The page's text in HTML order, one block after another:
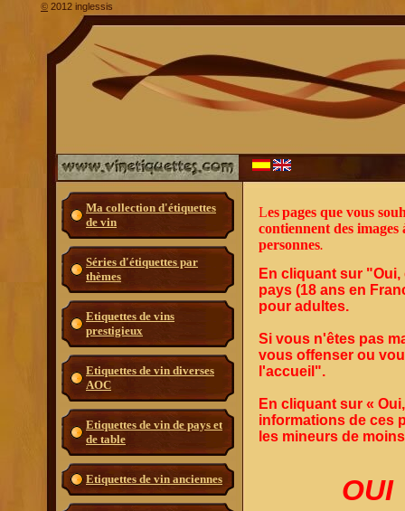
Ma collection d'étiquettes
de vin
Séries d'étiquettes par
thèmes
Etiquettes de vins
prestigieux
Etiquettes de vin diverses
AOC
Etiquettes de vin de pays et
de table
Etiquettes de vin anciennes
Lespages que vous
contiennent des
personnes.
En cliquant sur
pays (18 ans en
pour adultes.
Si vous n'êtes pas
vous offenser ou
l'accueil".
En cliquant sur «
informations de ces
les mineurs de
OUI
© 2012 inglessis